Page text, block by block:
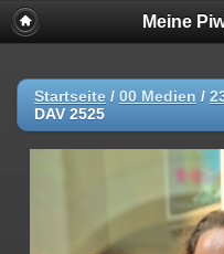
Meine
Startseite / 00 Medien /
DAV 2525